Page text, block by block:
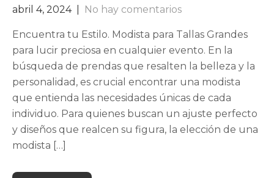
abril 4, 2024 No hay comentarios
Encuentra tu Estilo. Modista para Tallas Grandes
para lucir preciosa en cualquier evento. En la
búsqueda de prendas que resalten la belleza y la
personalidad, es crucial encontrar una modista
que entienda las necesidades únicas de cada
individuo. Para quienes buscan un ajuste perfecto
y diseños que realcen su figura, la elección de una
modista […]